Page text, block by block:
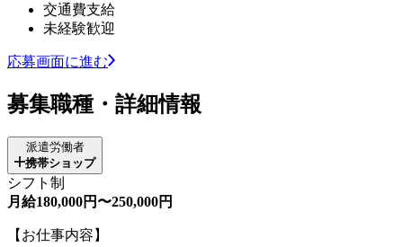
交通費支給
未経験歓迎
応募画面に進む
募集職種・詳細情報
派遣労働者
携帯ショップ
シフト制
月給180,000円〜250,000円
【お仕事内容】